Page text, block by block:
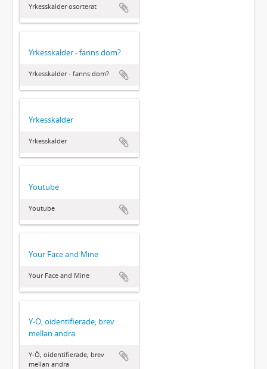
Yrkesskalder osorterat
Yrkesskalder - fanns dom?
Yrkesskalder - fanns dom?
Yrkesskalder
Yrkesskalder
Youtube
Youtube
Your Face and Mine
Your Face and Mine
Y-Ö, oidentifierade, brev
mellan andra
Y-Ö, oidentifierade, brev
mellan andra